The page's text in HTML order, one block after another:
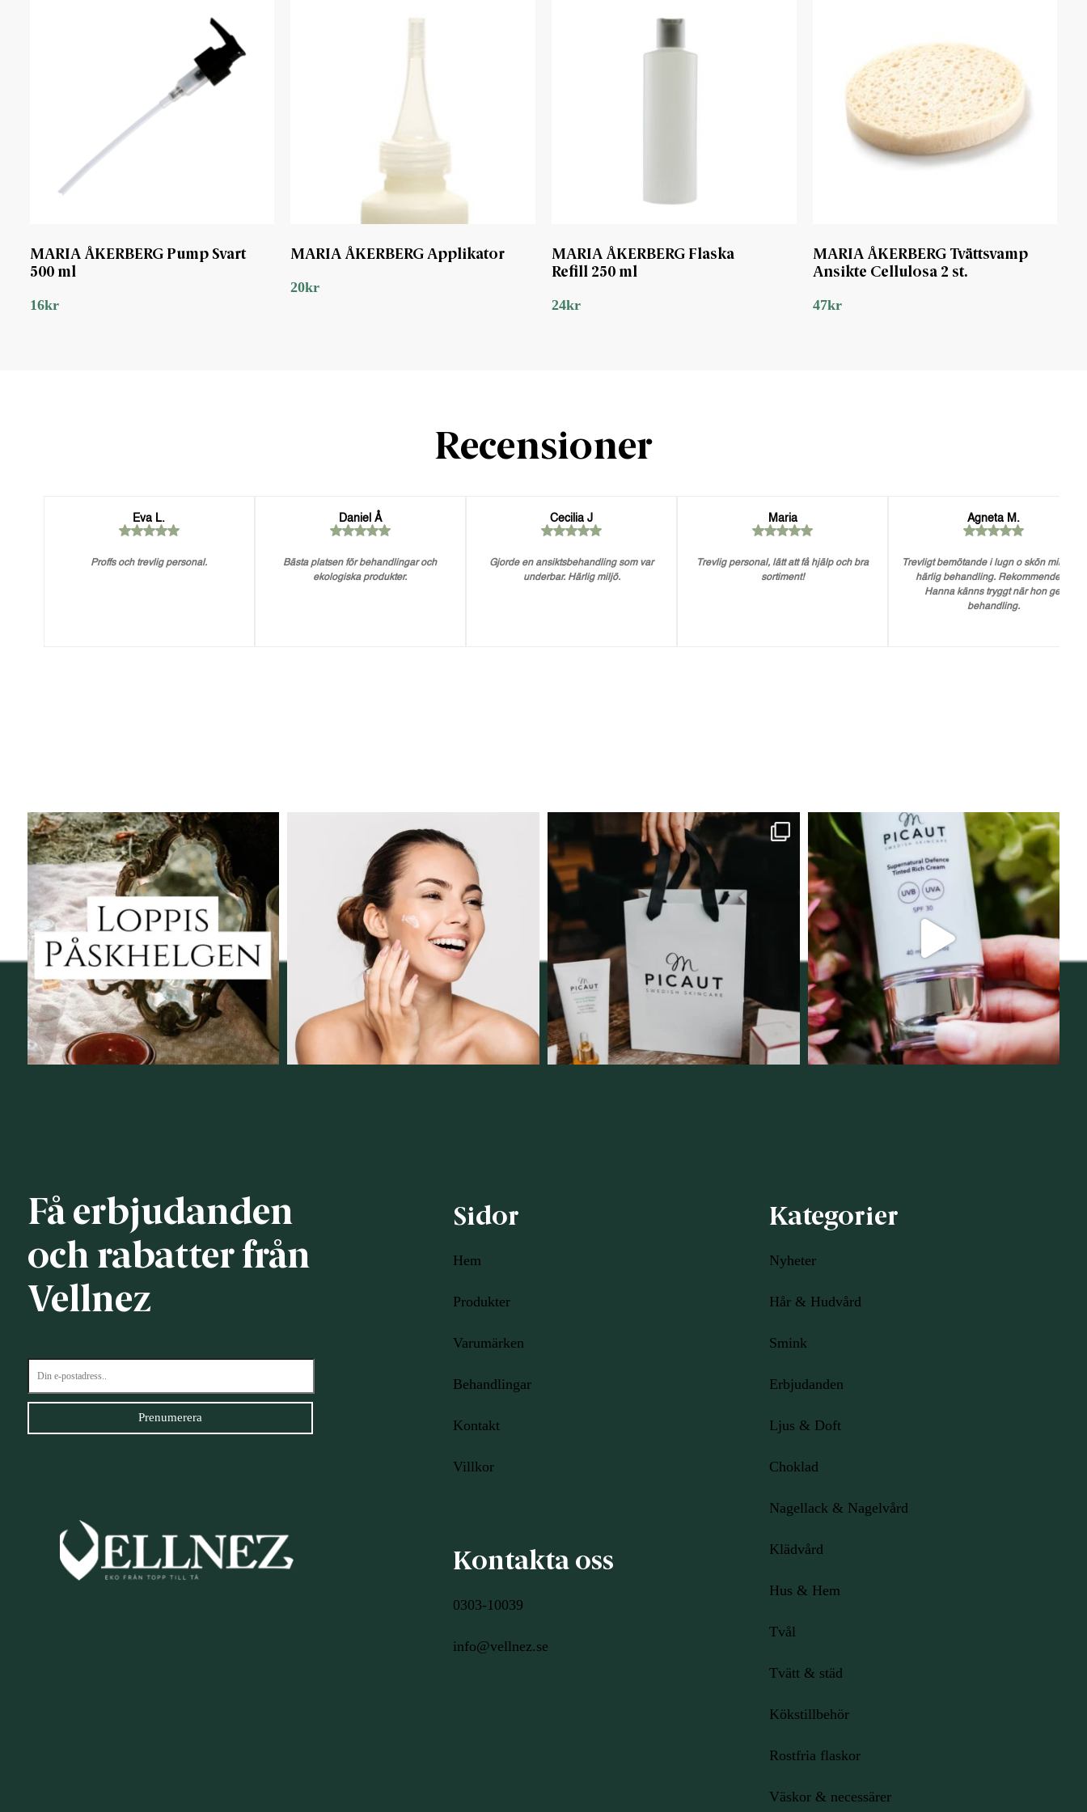
MARIA ÅKERBERG Pump Svart
500 ml
16kr
MARIA ÅKERBERG Applikator
20kr
MARIA ÅKERBERG Flaska
Refill 250 ml
24kr
MARIA ÅKERBERG Tvättsvamp
Ansikte Cellulosa 2 st.
47kr
Recensioner
Eva L.
Proffs och trevlig personal.
Daniel Å
Bästa platsen för behandlingar och
ekologiska produkter.
Cecilia J
Gjorde en ansiktsbehandling som var
underbar. Härlig miljö.
Maria
Trevlig personal, lätt att få hjälp och bra
sortiment!
Agneta M.
Trevligt bemötande i lugn o skön miljö. En
härlig behandling. Rekommenderar
Hanna känns tryggt när hon ger
behandling.
Vi skall ha loppis!
I Vellnez anda;...
6
Behandlingserbjudande februari-
mars!
Vi...
2
Vellnez – din samlingsplats för
personlig handel i
12 0
Njut av solens härliga strålar men
skydda dig
...
12
Få erbjudanden
och rabatter från
Vellnez
Sidor
Hem
Produkter
Varumärken
Behandlingar
Kontakt
Villkor
Kontakta oss
0303-10039
info@vellnez.se
Kategorier
Nyheter
Hår & Hudvård
Smink
Erbjudanden
Ljus & Doft
Choklad
Nagellack & Nagelvård
Klädvård
Hus & Hem
Tvål
Tvätt & städ
Kökstillbehör
Rostfria flaskor
Väskor & necessärer